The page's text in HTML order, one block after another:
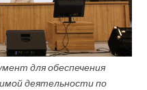
для обеспечения
деятельности по